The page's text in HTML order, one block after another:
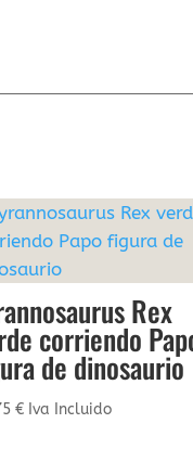
Rex
corriendo
de dinosaurio
€ Iva Incluido